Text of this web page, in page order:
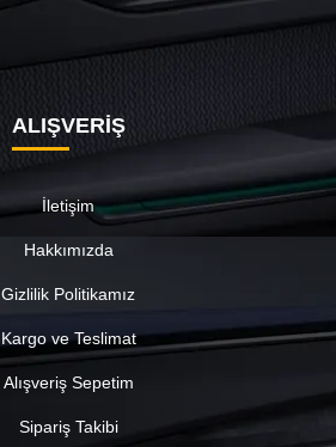
ALIŞVERİŞ
İletişim
Hakkımızda
Gizlilik Politikamız
Kargo ve Teslimat
Alışveriş Sepetim
Sipariş Takibi